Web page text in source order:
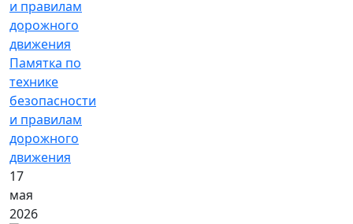
Памятка по
технике
безопасности
и правилам
дорожного
движения
17
мая
2026